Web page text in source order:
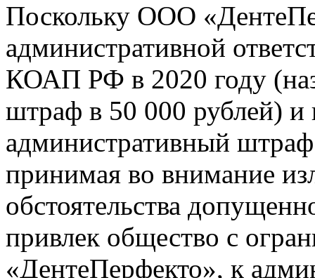
Поскольку ООО
административной
КОАП РФ в 2020 году
штраф в 50 000 рублей) и
административный
принимая во внимание
обстоятельства
привлек общество с
«ДентеПерфекто», к